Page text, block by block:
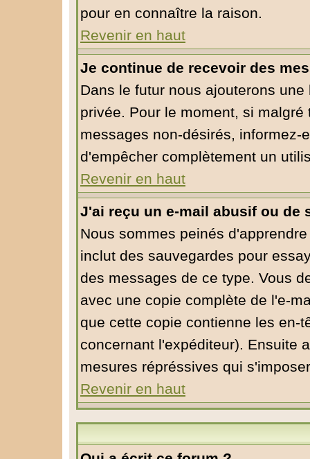
pour en connaître la raison.
Revenir en haut
Je continue de recevoir des
Dans le futur nous ajouterons
privée. Pour le moment, si
messages non-désirés, informez-
d'empêcher complètement un
Revenir en haut
J'ai reçu un e-mail abusif ou de
Nous sommes peinés
inclut des sauvegardes pour
des messages de ce type. Vous
avec une copie complète de l'e-
que cette copie contienne les en-
concernant l'expéditeur). Ensuite
mesures répréssives qui
Revenir en haut